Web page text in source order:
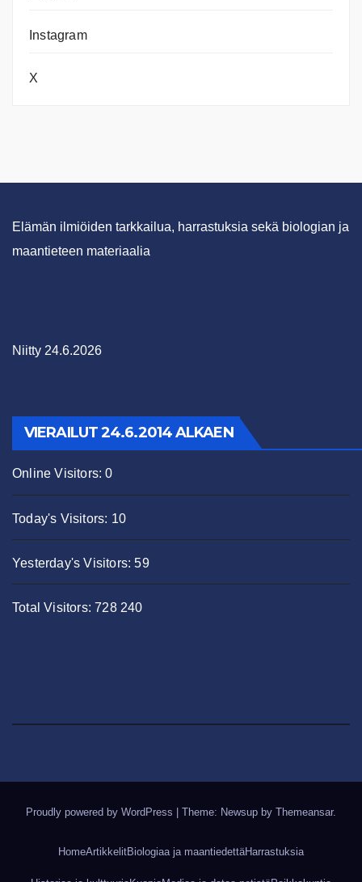
Instagram
X
Elämän ilmiöiden tarkkailua, harrastuksia sekä biologian ja
maantieteen materiaalia
Niitty 24.6.2026
VIERAILUT 24.6.2014 ALKAEN
Online Visitors:0
Today's Visitors: 10
Yesterday's Visitors:59
Total Visitors:728 240
Proudly powered by WordPress Theme: Newsup by Themeansar.
HomeArtikkelitBiologiaa ja maantiedettäHarrastuksia